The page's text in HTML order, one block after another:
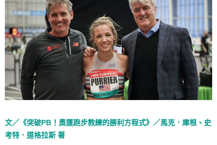
文／《突破PB！奧運跑步教練的勝利方程式》／馬克．庫根、史
考特．道格拉斯 著